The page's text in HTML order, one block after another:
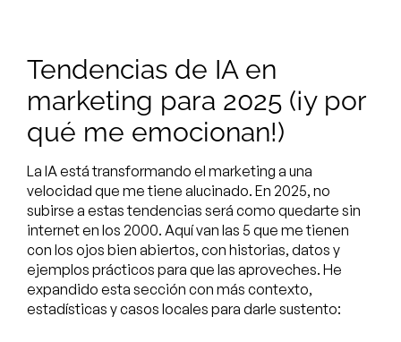
Tendencias de IA en
marketing para 2025 (¡y por
qué me emocionan!)
La IA está transformando el marketing a una
velocidad que me tiene alucinado. En 2025, no
subirse a estas tendencias será como quedarte sin
internet en los 2000. Aquí van las 5 que me tienen
con los ojos bien abiertos, con historias, datos y
ejemplos prácticos para que las aproveches. He
expandido esta sección con más contexto,
estadísticas y casos locales para darle sustento: